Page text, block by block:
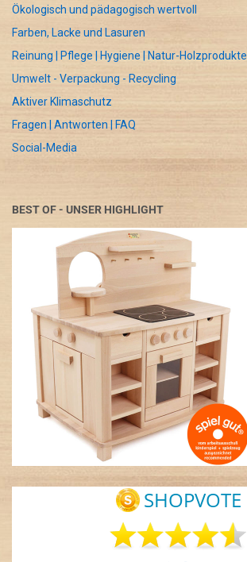
Ökologisch und pädagogisch wertvoll
Farben, Lacke und Lasuren
Reinung | Pflege | Hygiene | Natur-Holzprodukte
Umwelt - Verpackung - Recycling
Aktiver Klimaschutz
Fragen | Antworten | FAQ
Social-Media
BEST OF - UNSER HIGHLIGHT